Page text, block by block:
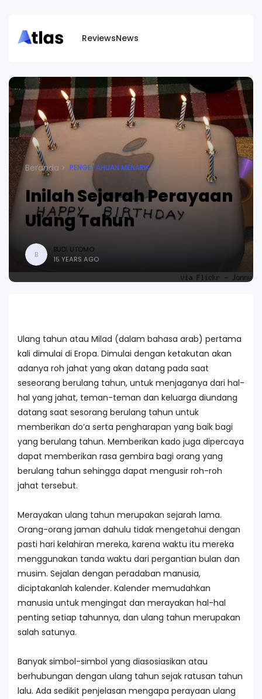
ReviewsNews
Beranda PENGETAHUAN MENARIK
Inilah Sejarah Perayaan
Ulang Tahun
B
BUDI UTOMO
15 YEARS AGO
Ulang tahun atau Milad (dalam bahasa arab) pertama
kali dimulai di Eropa. Dimulai dengan ketakutan akan
adanya roh jahat yang akan datang pada saat
seseorang berulang tahun, untuk menjaganya dari hal-
hal yang jahat, teman-teman dan keluarga diundang
datang saat sesorang berulang tahun untuk
memberikan do’a serta pengharapan yang baik bagi
yang berulang tahun. Memberikan kado juga dipercaya
dapat memberikan rasa gembira bagi orang yang
berulang tahun sehingga dapat mengusir roh-roh
jahat tersebut.
Merayakan ulang tahun merupakan sejarah lama.
Orang-orang jaman dahulu tidak mengetahui dengan
pasti hari kelahiran mereka, karena waktu itu mereka
menggunakan tanda waktu dari pergantian bulan dan
musim. Sejalan dengan peradaban manusia,
diciptakanlah kalender. Kalender memudahkan
manusia untuk mengingat dan merayakan hal-hal
penting setiap tahunnya, dan ulang tahun merupakan
salah satunya.
Banyak simbol-simbol yang diasosiasikan atau
berhubungan dengan ulang tahun sejak ratusan tahun
lalu. Ada sedikit penjelasan mengapa perayaan ulang